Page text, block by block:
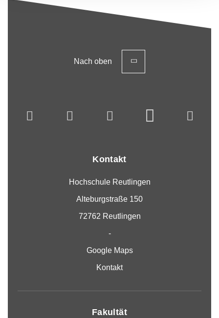
Nach oben
Kontakt
Hochschule Reutlingen
Alteburgstraße 150
72762 Reutlingen
-
Google Maps
Kontakt
Fakultät